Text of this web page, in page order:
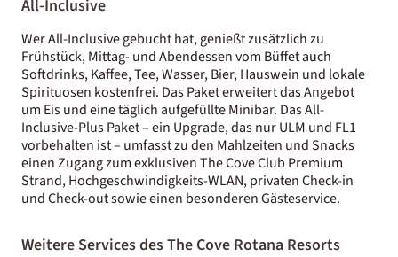
All-Inclusive
Wer All-Inclusive gebucht hat, genießt zusätzlich zu
Frühstück, Mittag- und Abendessen vom Büffet auch
Softdrinks, Kaffee, Tee, Wasser, Bier, Hauswein und lokale
Spirituosen kostenfrei. Das Paket erweitert das Angebot
um Eis und eine täglich aufgefüllte Minibar. Das All-
Inclusive-Plus Paket – ein Upgrade, das nur ULM und FL1
vorbehalten ist – umfasst zu den Mahlzeiten und Snacks
einen Zugang zum exklusiven The Cove Club Premium
Strand, Hochgeschwindigkeits-WLAN, privaten Check-in
und Check-out sowie einen besonderen Gästeservice.
Weitere Services des The Cove Rotana Resorts